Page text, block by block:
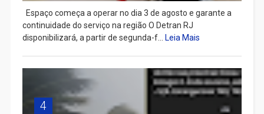
Espaço começa a operar no dia 3 de agosto e garante a
continuidade do serviço na região O Detran RJ
disponibilizará, a partir de segunda-f... Leia Mais
4